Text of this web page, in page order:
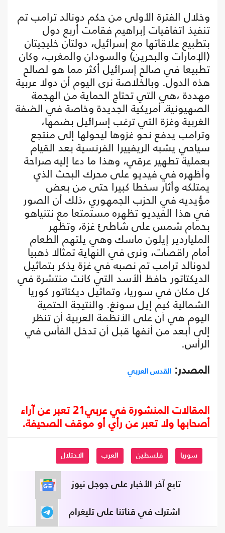
وخلال الفترة الأولى من حكم دونالد ترامب تم
تنفيذ اتفاقيات إبراهيم فقامت أربع دول
بتطبيع علاقاتها مع إسرائيل، دولتان خليجيتان
(الإمارات والبحرين) والسودان والمغرب، وكان
تطبيعا في صالح إسرائيل أكثر مما هو لصالح
هذه الدول. وبالخلاصة نرى اليوم أن دولا عربية
مهددة ،هي التي تحتاج الحماية من الهجمة
الصهيونيةـ أمريكية الجديدة وخاصة في الضفة
الغربية وغزة التي ترغب إسرائيل بضمها،
وترامب يدفع نحو غزوها ليحولها إلى منتجع
سياحي يشبه الريفييرا الفرنسية بعد القيام
بعملية تطهير عرقي، وهذا ما دعا إليه صراحة
وأظهره في فيديو على محرك البحث الذي
يمتلكه وأثار سخطا كبيرا حتى من بعض
مؤيديه في الحزب الجمهوري ،ذلك أن الصور
في هذا الفيديو تظهره مستمتعا مع نتنياهو
بحمام شمس على شاطئ غزة، وتظهر
الملياردير إيلون ماسك وهي يلتهم الطعام
أمام راقصات، ونرى في النهاية تمثالا ذهبيا
لدونالد ترامب تم نصبه في غزة يذكر بتماثيل
الديكتاتور حافظ الأسد التي كانت منتشرة في
كل مكان في سوريا، وتماثيل ديكتاتور كوريا
الشمالية كيم إيل سونغ. والنتيجة الحتمية
اليوم هي أن على الأنظمة العربية أن تنظر
إلى أبعد من أنفها قبل أن تدخل الفأس في
الرأس.
المصدر: القدس العربي
المقالات المنشورة في عربي21 تعبر عن آراء
أصحابها ولا تعبر عن رأي أو موقف الصحيفة.
سوريا فلسطين العرب الاحتلال
تابع آخر الأخبار على جوجل نيوز
اشترك في قناتنا على تليغرام